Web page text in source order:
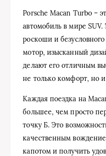
Porsche Macan Turbo –
автомобиль в мире SUV.
роскоши и
мотор, изысканный
делают его отличным
не только комфорт, но
Каждая поездка на
большее, чем просто
точку Б. Это
качественным
капотом и получить